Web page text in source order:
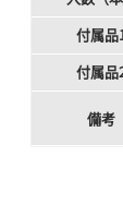
付属品
付属品
備考